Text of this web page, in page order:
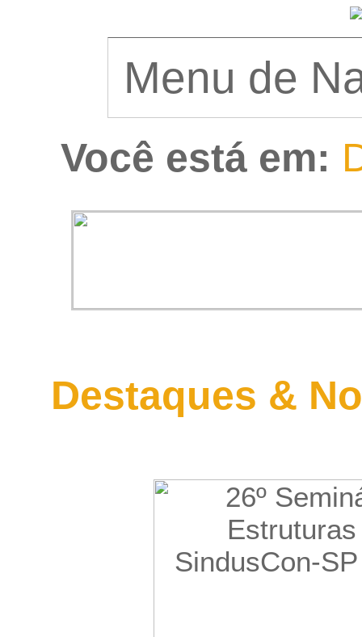
Você está em:
Destaques &